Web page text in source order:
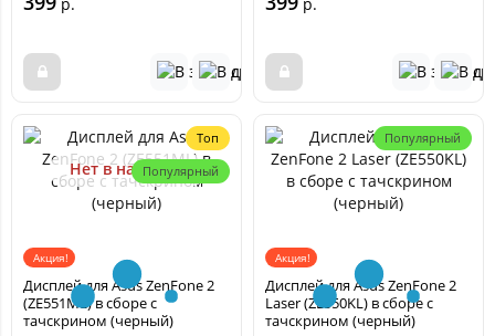
Топ
Популярный
Нет в наличии
Акция!
Дисплей для Asus ZenFone 2
(ZE551ML) в сборе с
тачскрином (черный)
Популярный
Акция!
Дисплей для Asus ZenFone 2
Laser (ZE550KL) в сборе с
тачскрином (черный)